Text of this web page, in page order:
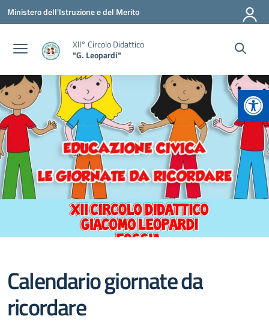
Vai ai contenuti
Vai al menu di navigazione
Vai al footer
Ministero dell'Istruzione e del Merito
XII° Circolo Didattico
"G. Leopardi"
Calendario giornate da
ricordare